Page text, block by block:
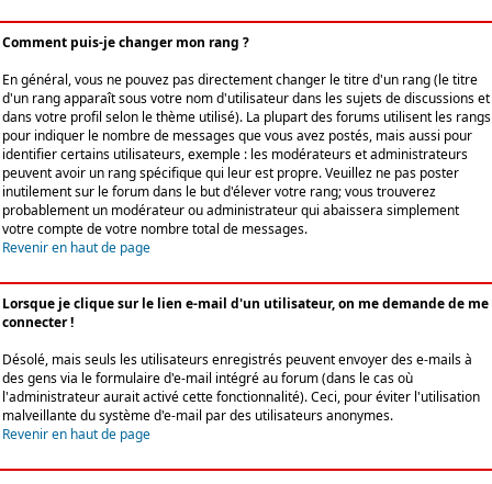
Comment puis-je changer mon rang ?
En général, vous ne pouvez pas directement changer le titre d'un rang (le titre
d'un rang apparaît sous votre nom d'utilisateur dans les sujets de discussions et
dans votre profil selon le thème utilisé). La plupart des forums utilisent les rangs
pour indiquer le nombre de messages que vous avez postés, mais aussi pour
identifier certains utilisateurs, exemple : les modérateurs et administrateurs
peuvent avoir un rang spécifique qui leur est propre. Veuillez ne pas poster
inutilement sur le forum dans le but d'élever votre rang; vous trouverez
probablement un modérateur ou administrateur qui abaissera simplement
votre compte de votre nombre total de messages.
Revenir en haut de page
Lorsque je clique sur le lien e-mail d'un utilisateur, on me demande de me
connecter !
Désolé, mais seuls les utilisateurs enregistrés peuvent envoyer des e-mails à
des gens via le formulaire d'e-mail intégré au forum (dans le cas où
l'administrateur aurait activé cette fonctionnalité). Ceci, pour éviter l'utilisation
malveillante du système d'e-mail par des utilisateurs anonymes.
Revenir en haut de page